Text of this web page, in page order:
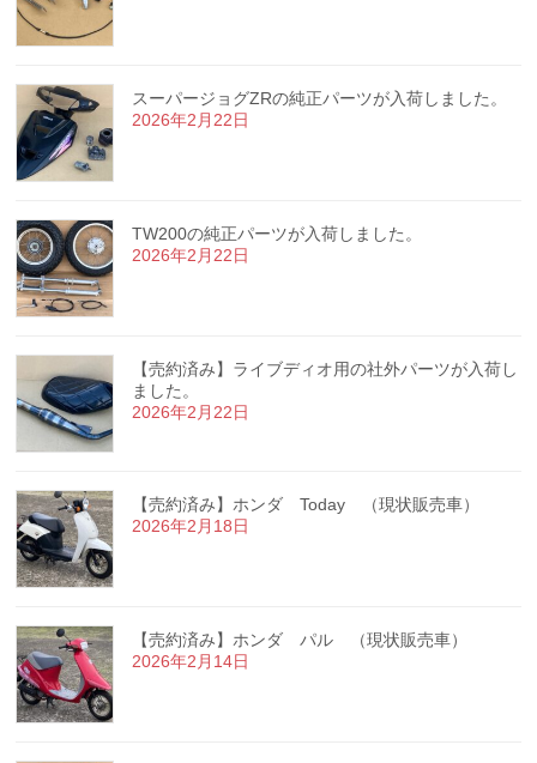
スーパージョグZRの純正パーツが入荷しました。
2026年2月22日
TW200の純正パーツが入荷しました。
2026年2月22日
【売約済み】ライブディオ用の社外パーツが入荷し
ました。
2026年2月22日
【売約済み】ホンダ Today （現状販売車）
2026年2月18日
【売約済み】ホンダ パル （現状販売車）
2026年2月14日